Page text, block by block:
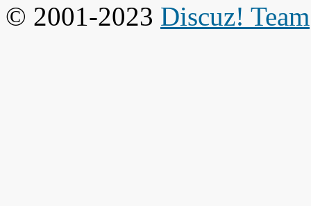
© 2001-2023 Discuz! Team